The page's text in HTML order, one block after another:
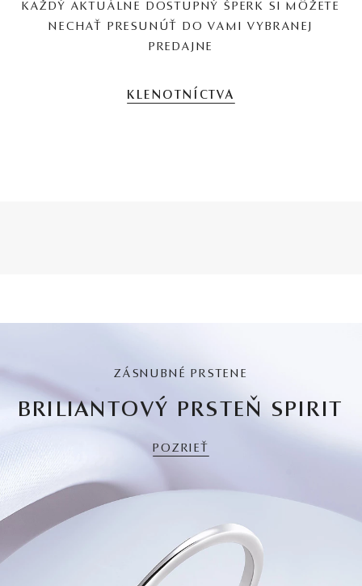
KAŽDÝ AKTUÁLNE DOSTUPNÝ ŠPERK SI MÔŽETE
NECHAŤ PRESUNÚŤ DO VAMI VYBRANEJ
PREDAJNE
KLENOTNÍCTVA
ZÁSNUBNÉ PRSTENE
BRILIANTOVÝ PRSTEŇ SPIRIT
POZRIEŤ